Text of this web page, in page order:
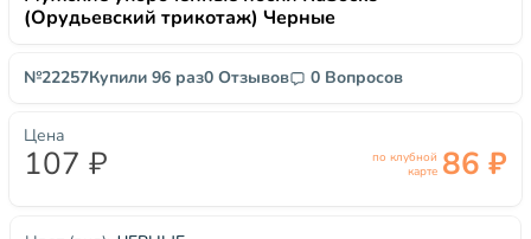
(Орудьевский трикотаж) Черные
№22257Купили 96 раз0 Отзывов 0 Вопросов
Цена
107 ₽
по клубной
карте 86 ₽